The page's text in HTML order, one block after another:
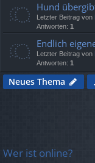
Hund
Letzter Beitrag von
Antworten: 1
Endlich
Letzter Beitrag von
Antworten: 1
Neues Thema
Wer ist online?